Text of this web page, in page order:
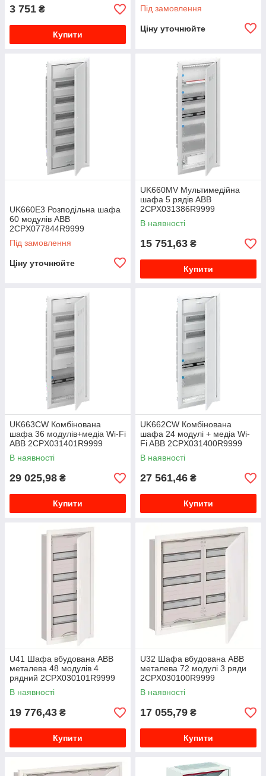
3 751 ₴
Купити
Під замовлення
Ціну уточнюйте
UK660E3 Розподiльна шафа
60 модулів ABB
2CPX077844R9999
Під замовлення
Ціну уточнюйте
UK660MV Мультимедійна
шафа 5 рядів ABB
2CPX031386R9999
В наявності
15 751,63 ₴
Купити
UK663CW Комбінована
шафа 36 модулів+медіа Wi-Fi
ABB 2CPX031401R9999
В наявності
29 025,98 ₴
Купити
UK662CW Комбінована
шафа 24 модулі + медіа Wi-
Fi ABB 2CPX031400R9999
В наявності
27 561,46 ₴
Купити
U41 Шафа вбудована ABB
металева 48 модулів 4
рядний 2CPX030101R9999
В наявності
19 776,43 ₴
Купити
U32 Шафа вбудована ABB
металева 72 модулі 3 ряди
2CPX030100R9999
В наявності
17 055,79 ₴
Купити